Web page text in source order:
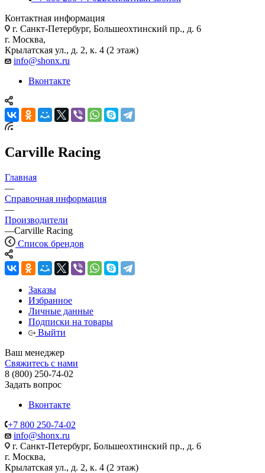
Контактная информация
г. Санкт-Петербург, Большеохтинский пр., д. 6
г. Москва,
Крылатская ул., д. 2, к. 4 (2 этаж)
info@shonx.ru
Вконтакте
Carville Racing
Главная
—
Справочная информация
—
Производители
—Carville Racing
Список брендов
Заказы
Избранное
Личные данные
Подписки на товары
Выйти
Ваш менеджер
Свяжитесь с нами
8 (800) 250-74-02
Задать вопрос
Вконтакте
+7 800 250-74-02
info@shonx.ru
г. Санкт-Петербург, Большеохтинский пр., д. 6
г. Москва,
Крылатская ул., д. 2, к. 4 (2 этаж)